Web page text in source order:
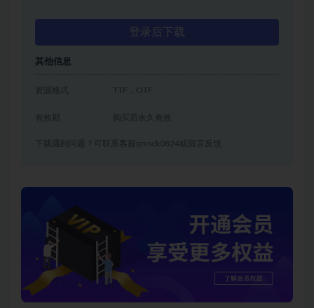
登录后下载
其他信息
资源格式 TTF，OTF
有效期 购买后永久有效
下载遇到问题？可联系客服qmsck0824或留言反馈